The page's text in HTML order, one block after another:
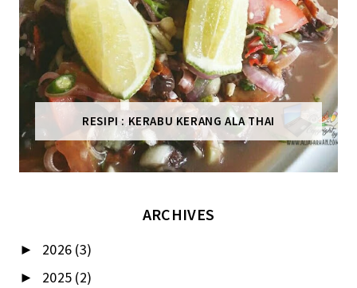
RESIPI : KERABU KERANG ALA THAI
ARCHIVES
► 2026 (3)
► 2025 (2)